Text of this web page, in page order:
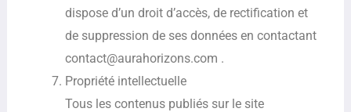
dispose d’un droit d’accès, de rectification et
de suppression de ses données en contactant
contact@aurahorizons.com .
Propriété intellectuelle
Tous les contenus publiés sur le site